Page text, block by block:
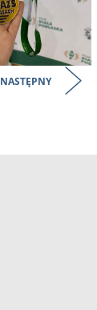
NASTĘPNY